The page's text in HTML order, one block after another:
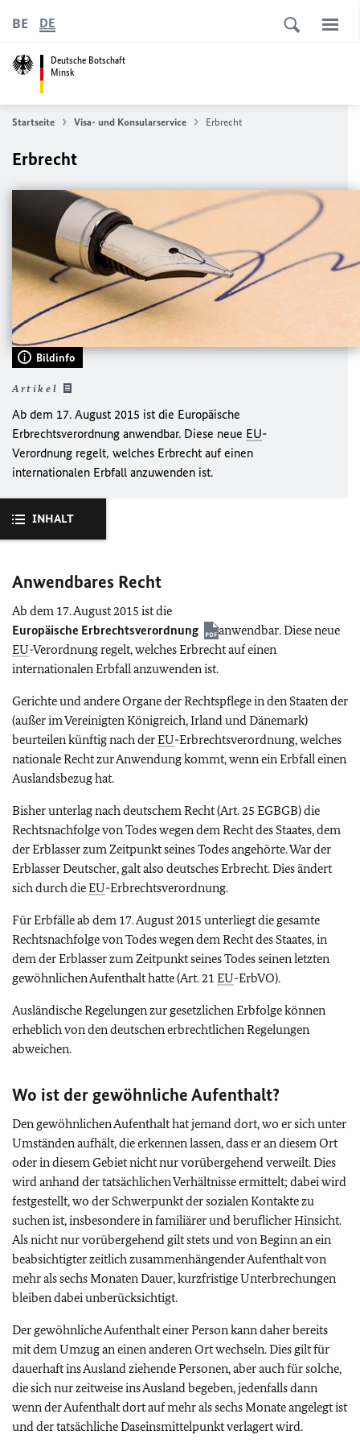
Deutsche Botschaft
Minsk
BE DE
Startseite Visa- und Konsularservice Erbrecht
Erbrecht
Bildinfo
Artikel
Ab dem 17. August 2015 ist die Europäische
Erbrechtsverordnung anwendbar. Diese neue EU-
Verordnung regelt, welches Erbrecht auf einen
internationalen Erbfall anzuwenden ist.
INHALT
Anwendbares Recht
Ab dem 17. August 2015 ist die
Europäische Erbrechtsverordnung
anwendbar. Diese neue
EU-Verordnung regelt, welches Erbrecht auf einen
internationalen Erbfall anzuwenden ist.
Gerichte und andere Organe der Rechtspflege in den Staaten der
(außer im Vereinigten Königreich, Irland und Dänemark)
beurteilen künftig nach derEU-Erbrechtsverordnung, welches
nationale Recht zur Anwendung kommt, wenn ein Erbfall einen
Auslandsbezug hat.
Bisher unterlag nach deutschem Recht (Art. 25 EGBGB) die
Rechtsnachfolge von Todes wegen dem Recht des Staates, dem
der Erblasser zum Zeitpunkt seines Todes angehörte. War der
Erblasser Deutscher, galt also deutsches Erbrecht. Dies ändert
sich durch dieEU-Erbrechtsverordnung.
Für Erbfälle ab dem 17. August 2015 unterliegt die gesamte
Rechtsnachfolge von Todes wegen dem Recht des Staates, in
dem der Erblasser zum Zeitpunkt seines Todes seinen letzten
gewöhnlichen Aufenthalt hatte (Art. 21 EU-ErbVO).
Ausländische Regelungen zur gesetzlichen Erbfolge können
erheblich von den deutschen erbrechtlichen Regelungen
abweichen.
Wo ist der gewöhnliche Aufenthalt?
Den gewöhnlichen Aufenthalt hat jemand dort, wo er sich unter
Umständen aufhält, die erkennen lassen, dass er an diesem Ort
oder in diesem Gebiet nicht nur vorübergehend verweilt. Dies
wird anhand der tatsächlichen Verhältnisse ermittelt; dabei wird
festgestellt, wo der Schwerpunkt der sozialen Kontakte zu
suchen ist, insbesondere in familiärer und beruflicher Hinsicht.
Als nicht nur vorübergehend gilt stets und von Beginn an ein
beabsichtigter zeitlich zusammenhängender Aufenthalt von
mehr als sechs Monaten Dauer, kurzfristige Unterbrechungen
bleiben dabei unberücksichtigt.
Der gewöhnliche Aufenthalt einer Person kann daher bereits
mit dem Umzug an einen anderen Ort wechseln. Dies gilt für
dauerhaft ins Ausland ziehende Personen, aber auch für solche,
die sich nur zeitweise ins Ausland begeben, jedenfalls dann
wenn der Aufenthalt dort auf mehr als sechs Monate angelegt ist
und der tatsächliche Daseinsmittelpunkt verlagert wird.